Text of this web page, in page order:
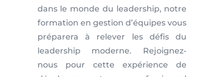
dans le monde du leadership, notre
formation en gestion d’équipes vous
préparera à relever les défis du
leadership moderne. Rejoignez-
nous pour cette expérience de